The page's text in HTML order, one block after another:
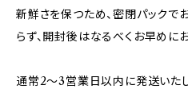
新鮮さを保つため、密閉パックで
らず、開封後はなるべくお早めに
通常2〜3営業日以内に発送いたし